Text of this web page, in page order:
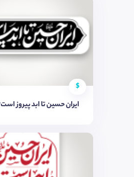
$
ایران حسین تا ابد پیروز است2